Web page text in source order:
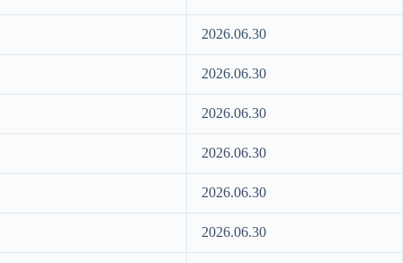
2026.06.30
2026.06.30
2026.06.30
2026.06.30
2026.06.30
2026.06.30